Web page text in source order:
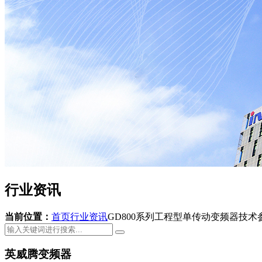
行业资讯
当前位置： 首页行业资讯GD800系列工程型单传动变频器技术
英威腾变频器